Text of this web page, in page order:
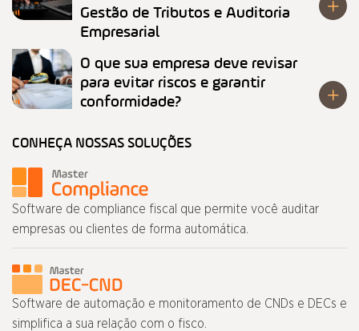
Gestão de Tributos e Auditoria
Empresarial
O que sua empresa deve revisar
para evitar riscos e garantir
conformidade?
CONHEÇA NOSSAS SOLUÇÕES
Software de compliance fiscal que permite você auditar
empresas ou clientes de forma automática.
Software de automação e monitoramento de CNDs e DECs e
simplifica a sua relação com o fisco.